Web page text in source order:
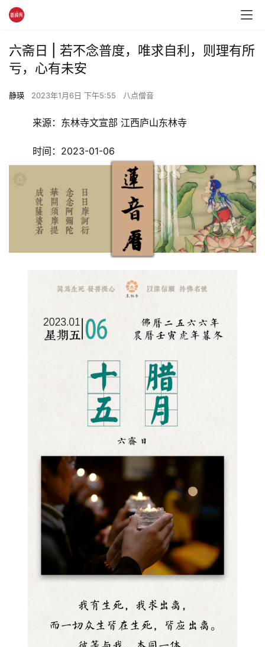
六斋日 | 若不念普度，唯求自利，则理有所
亏，心有未安
静瑛 2023年1月6日 下午5:55 八点僧音
	来源：东林寺文宣部 江西庐山东林寺
	时间：2023-01-06